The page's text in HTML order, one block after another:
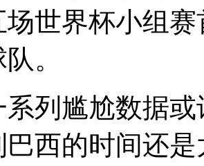
场世界杯小组
。
尴尬数据或
西的时间还